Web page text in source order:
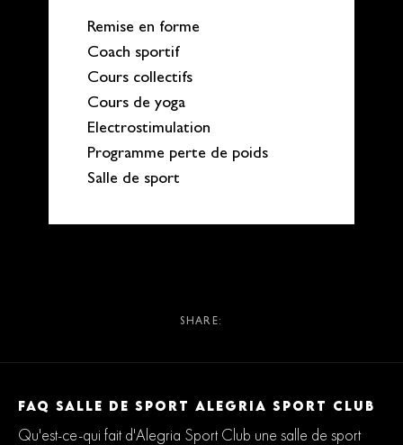
Remise en forme
Coach sportif
Cours collectifs
Cours de yoga
Electrostimulation
Programme perte de poids
Salle de sport
SHARE:
FAQ SALLE DE SPORT ALEGRIA SPORT CLUB
Qu'est-ce-qui fait d'Alegria Sport Club une salle de sport